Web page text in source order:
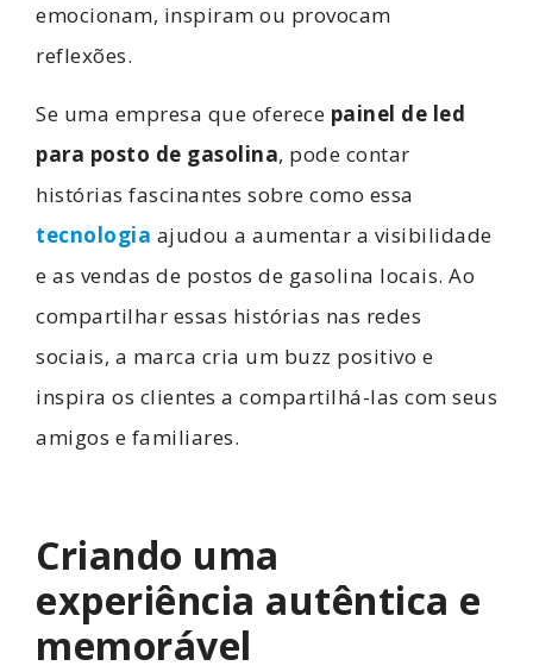
emocionam, inspiram ou provocam
reflexões.
Se uma empresa que oferece painel de led
para posto de gasolina, pode contar
histórias fascinantes sobre como essa
tecnologia ajudou a aumentar a visibilidade
e as vendas de postos de gasolina locais. Ao
compartilhar essas histórias nas redes
sociais, a marca cria um buzz positivo e
inspira os clientes a compartilhá-las com seus
amigos e familiares.
Criando uma
experiência autêntica e
memorável